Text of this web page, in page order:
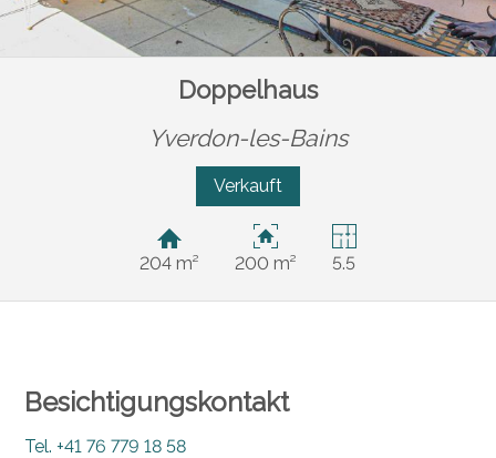
Doppelhaus
Yverdon-les-Bains
Verkauft
204 m² 200 m² 5.5
Besichtigungskontakt
Tel.+41 76 779 18 58